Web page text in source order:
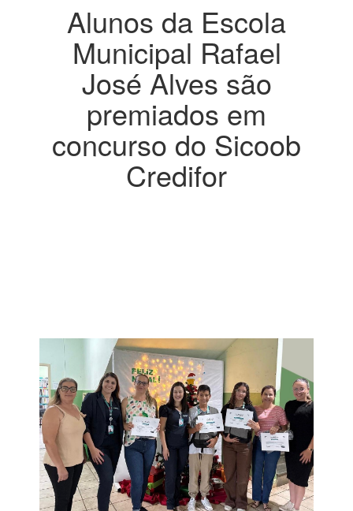
Alunos da Escola
Municipal Rafael
José Alves são
premiados em
concurso do Sicoob
Credifor